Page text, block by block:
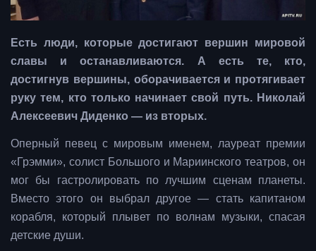
Есть люди, которые достигают вершин мировой
славы и останавливаются. А есть те, кто,
достигнув вершины, оборачивается и протягивает
руку тем, кто только начинает свой путь. Николай
Алексеевич Диденко — из вторых.
Оперный певец с мировым именем, лауреат премии
«Грэмми», солист Большого и Мариинского театров, он
мог бы гастролировать по лучшим сценам планеты.
Вместо этого он выбрал другое — стать капитаном
корабля, который плывет по волнам музыки, спасая
детские души.